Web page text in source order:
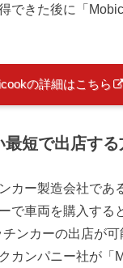
できた後に「
の詳細はこちら
短で出店する
カー製造会社であ
で車両を購入する
ンカーの出店が
カンパニー社が「